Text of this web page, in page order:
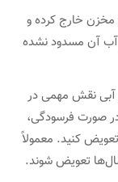
خارج کرده و
آب آن مسدود نشده
آبی نقش مهمی در
صورت فرسودگی،
تعویض کنید. معمولاً
تعویض شوند.